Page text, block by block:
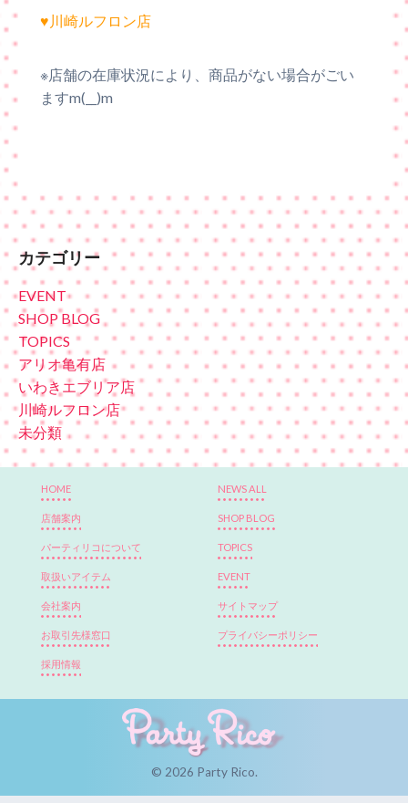
♥川崎ルフロン店
※店舗の在庫状況により、商品がない場合がごい
ますm(__)m
カテゴリー
EVENT
SHOP BLOG
TOPICS
アリオ亀有店
いわきエブリア店
川崎ルフロン店
未分類
HOME
店舗案内
パーティリコについて
取扱いアイテム
会社案内
お取引先様窓口
採用情報
NEWS ALL
SHOP BLOG
TOPICS
EVENT
サイトマップ
プライバシーポリシー
© 2026 Party Rico.